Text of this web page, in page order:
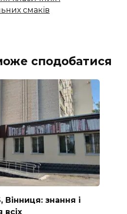
смаків
сподобатися
Вінниця: знання і